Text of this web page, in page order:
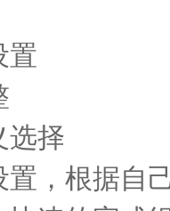
置
选择
，根据自